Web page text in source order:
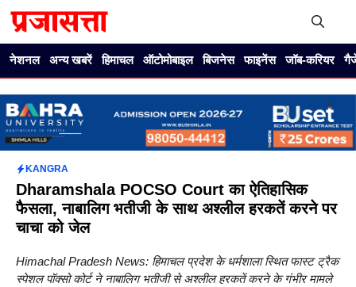
नेशनल अन्य खबरें हिमाचल ऑटोमोबाइल बिजनेस फाइनेंस जॉब-करियर
KANGRA
Dharamshala POCSO Court का ऐतिहासिक
फैसला, नाबालिग भतीजी के साथ अश्लील हरकतें करने पर
चाचा को जेल
Himachal Pradesh News: हिमाचल प्रदेश के धर्मशाला स्थित फास्ट ट्रैक
स्पेशल पॉक्सो कोर्ट ने नाबालिग भतीजी से अश्लील हरकतें करने के गंभीर मामले